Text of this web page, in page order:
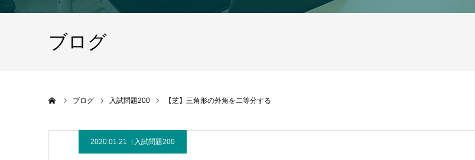
ブログ
ブログ 入試問題200 【芝】三角形の外角を二等分する
2020.01.21 入試問題200